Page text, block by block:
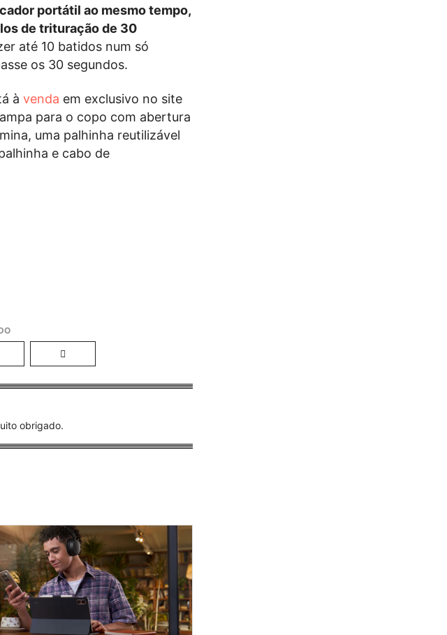
portátil ao mesmo tempo,
de trituração de 30
até 10 batidos num só
os 30 segundos.
àvenda em exclusivo no site
para o copo com abertura
uma palhinha reutilizável
e cabo de
obrigado.